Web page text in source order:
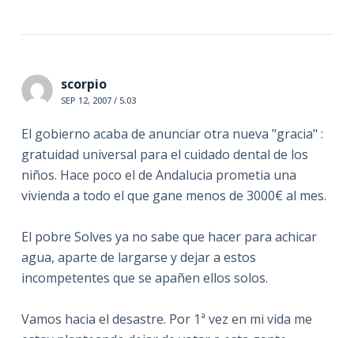
scorpio
SEP 12, 2007 / 5:03
El gobierno acaba de anunciar otra nueva "gracia" :
gratuidad universal para el cuidado dental de los
niños. Hace poco el de Andalucia prometia una
vivienda a todo el que gane menos de 3000€ al mes.
El pobre Solves ya no sabe que hacer para achicar
agua, aparte de largarse y dejar a estos
incompetentes que se apañen ellos solos.
Vamos hacia el desastre. Por 1ª vez en mi vida me